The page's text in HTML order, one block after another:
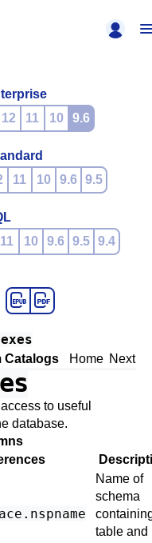
12 11 10 9.6
11 10 9.6 9.5
11 10 9.6 9.5 9.4
Catalogs Home Next
to useful
database.
.nspname
Name of
schema
table and